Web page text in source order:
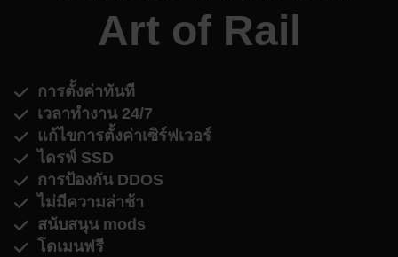
Art of Rail
การตั้งค่าทันที
เวลาทำงาน 24/7
แก้ไขการตั้งค่าเซิร์ฟเวอร์
ไดรฟ์ SSD
การป้องกัน DDOS
ไม่มีความล่าช้า
สนับสนุน mods
โดเมนฟรี